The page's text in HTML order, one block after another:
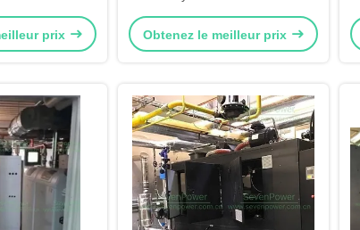
prix
avec moteur refroidi par eau
Obtenez le meilleur prix